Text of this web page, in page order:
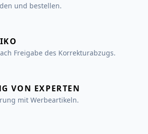
und bestellen.
Freigabe des Korrekturabzugs.
VON EXPERTEN
mit Werbeartikeln.